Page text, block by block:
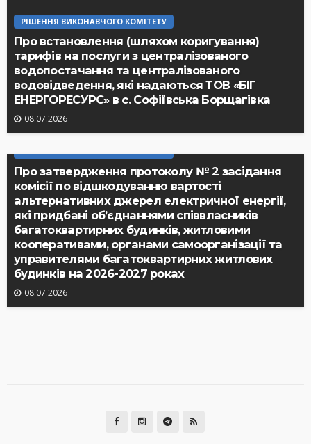
РІШЕННЯ ВИКОНАВЧОГО КОМІТЕТУ
Про встановлення (шляхом коригування)
тарифів на послуги з централізованого
водопостачання та централізованого
водовідведення, які надаються ТОВ «БІГ
ЕНЕРГОРЕСУРС» в с. Софіївська Борщагівка
08.07.2026
Про затвердження протоколу № 2 засідання
комісії по відшкодуванню вартості
альтернативних джерел електричної енергії,
які придбані об’єднаннями співвласників
багатоквартирних будинків, житловими
кооперативами, органами самоорганізації та
управителями багатоквартирних житлових
будинків на 2026-2027 роках
08.07.2026